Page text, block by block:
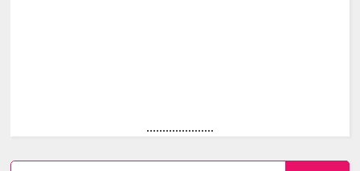
.....................